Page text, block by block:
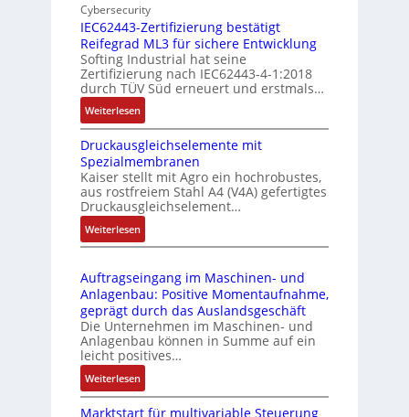
g
e
d
u
t
r
i
e
-
P
C
l
ä
s
s
s
i
c
h
f
l
e
x
i
b
i
f
u
n
k
m
o
d
u
l
e
b
r
i
n
e
n
4
G
u
n
Cybersecurity
IEC62443-Zertifizierung bestätigt
Reifegrad ML3 für sichere Entwicklung
Softing Industrial hat seine
Zertifizierung nach IEC62443-4-1:2018
durch TÜV Süd erneuert und erstmals…
Weiterlesen:
I
E
C
6
2
4
4
3
Z
e
r
t
i
Druckausgleichselemente mit
Spezialmembranen
Kaiser stellt mit Agro ein hochrobustes,
aus rostfreiem Stahl A4 (V4A) gefertigtes
Druckausgleichselement…
Weiterlesen:
D
u
c
k
a
u
s
g
l
Auftragseingang im Maschinen- und
Anlagenbau: Positive Momentaufnahme,
geprägt durch das Auslandsgeschäft
Die Unternehmen im Maschinen- und
Anlagenbau können in Summe auf ein
leicht positives…
Weiterlesen:
A
u
Marktstart für multivariable Steuerung